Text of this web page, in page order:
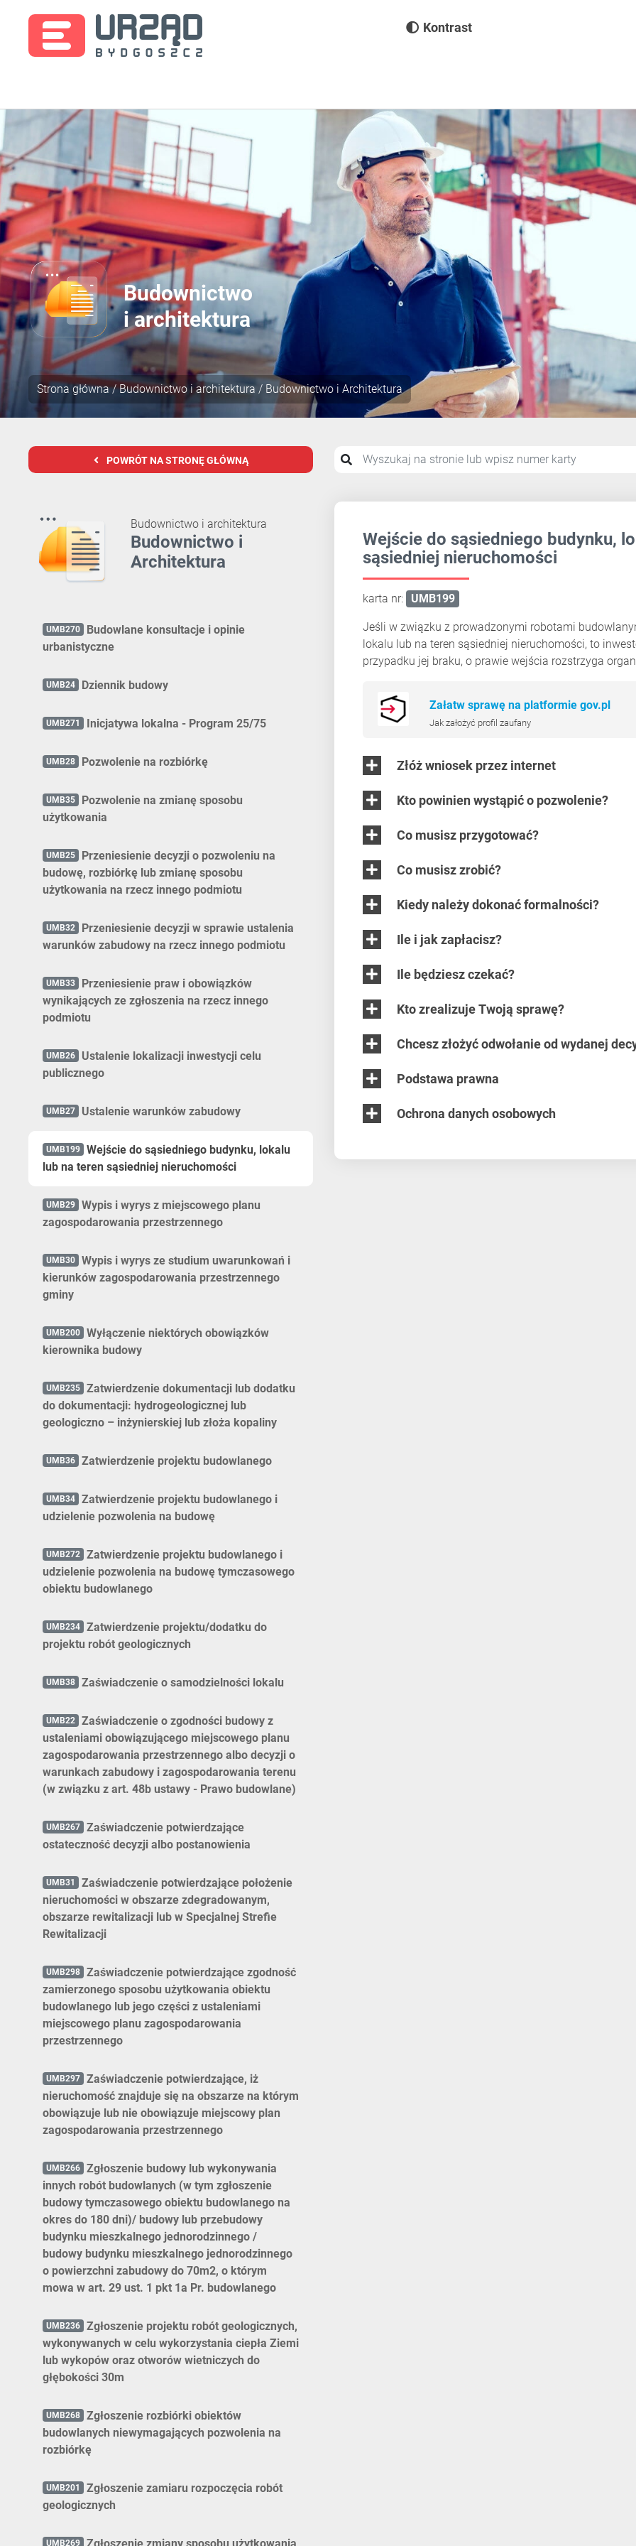
Kontrast
Budownictwo
i architektura
Strona główna/Budownictwo i architektura / Budownictwo i Architektura
POWRÓT NA STRONĘ GŁÓWNĄ
Budownictwo i architektura
Budownictwo i
Architektura
UMB270 Budowlane konsultacje i opinie
urbanistyczne
UMB24 Dziennik budowy
UMB271 Inicjatywa lokalna - Program 25/75
UMB28 Pozwolenie na rozbiórkę
UMB35 Pozwolenie na zmianę sposobu
użytkowania
UMB25 Przeniesienie decyzji o pozwoleniu na
budowę, rozbiórkę lub zmianę sposobu
użytkowania na rzecz innego podmiotu
UMB32 Przeniesienie decyzji w sprawie ustalenia
warunków zabudowy na rzecz innego podmiotu
UMB33 Przeniesienie praw i obowiązków
wynikających ze zgłoszenia na rzecz innego
podmiotu
UMB26 Ustalenie lokalizacji inwestycji celu
publicznego
UMB27 Ustalenie warunków zabudowy
UMB199 Wejście do sąsiedniego budynku, lokalu
lub na teren sąsiedniej nieruchomości
UMB29 Wypis i wyrys z miejscowego planu
zagospodarowania przestrzennego
UMB30 Wypis i wyrys ze studium uwarunkowań i
kierunków zagospodarowania przestrzennego
gminy
UMB200 Wyłączenie niektórych obowiązków
kierownika budowy
UMB235 Zatwierdzenie dokumentacji lub dodatku
do dokumentacji: hydrogeologicznej lub
geologiczno – inżynierskiej lub złoża kopaliny
UMB36 Zatwierdzenie projektu budowlanego
UMB34 Zatwierdzenie projektu budowlanego i
udzielenie pozwolenia na budowę
UMB272 Zatwierdzenie projektu budowlanego i
udzielenie pozwolenia na budowę tymczasowego
obiektu budowlanego
UMB234 Zatwierdzenie projektu/dodatku do
projektu robót geologicznych
UMB38 Zaświadczenie o samodzielności lokalu
UMB22 Zaświadczenie o zgodności budowy z
ustaleniami obowiązującego miejscowego planu
zagospodarowania przestrzennego albo decyzji o
warunkach zabudowy i zagospodarowania terenu
(w związku z art. 48b ustawy - Prawo budowlane)
UMB267 Zaświadczenie potwierdzające
ostateczność decyzji albo postanowienia
UMB31 Zaświadczenie potwierdzające położenie
nieruchomości w obszarze zdegradowanym,
obszarze rewitalizacji lub w Specjalnej Strefie
Rewitalizacji
UMB298 Zaświadczenie potwierdzające zgodność
zamierzonego sposobu użytkowania obiektu
budowlanego lub jego części z ustaleniami
miejscowego planu zagospodarowania
przestrzennego
UMB297 Zaświadczenie potwierdzające, iż
nieruchomość znajduje się na obszarze na którym
obowiązuje lub nie obowiązuje miejscowy plan
zagospodarowania przestrzennego
UMB266 Zgłoszenie budowy lub wykonywania
innych robót budowlanych (w tym zgłoszenie
budowy tymczasowego obiektu budowlanego na
okres do 180 dni)/ budowy lub przebudowy
budynku mieszkalnego jednorodzinnego /
budowy budynku mieszkalnego jednorodzinnego
o powierzchni zabudowy do 70m2, o którym
mowa w art. 29 ust. 1 pkt 1a Pr. budowlanego
UMB236 Zgłoszenie projektu robót geologicznych,
wykonywanych w celu wykorzystania ciepła Ziemi
lub wykopów oraz otworów wietniczych do
głębokości 30m
UMB268 Zgłoszenie rozbiórki obiektów
budowlanych niewymagających pozwolenia na
rozbiórkę
UMB201 Zgłoszenie zamiaru rozpoczęcia robót
geologicznych
UMB269 Zgłoszenie zmiany sposobu użytkowania
Wejście do sąsiedniego budynku,
sąsiedniej nieruchomości
karta nr: UMB199
Jeśli w związku z prowadzonymi robotami
lokalu lub na teren sąsiedniej nieruchomości, to
przypadku jej braku, o prawie wejścia rozstrzyga
Załatw sprawę na platformie gov.pl
Jak założyć profil zaufany
Złóż wniosek przez internet
Kto powinien wystąpić o pozwolenie?
Co musisz przygotować?
Co musisz zrobić?
Kiedy należy dokonać formalności?
Ile i jak zapłacisz?
Ile będziesz czekać?
Kto zrealizuje Twoją sprawę?
Chcesz złożyć odwołanie od wydanej
Podstawa prawna
Ochrona danych osobowych